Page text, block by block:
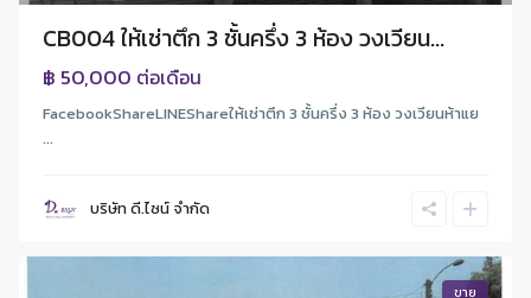
CB004 ให้เช่าตึก 3 ชั้นครึ่ง 3 ห้อง วงเวียน...
฿ 50,000 ต่อเดือน
FacebookShareLINEShareให้เช่าตึก 3 ชั้นครึ่ง 3 ห้อง วงเวียนห้าแย
...
บริษัท ดี.ไซน์ จํากัด
ขาย